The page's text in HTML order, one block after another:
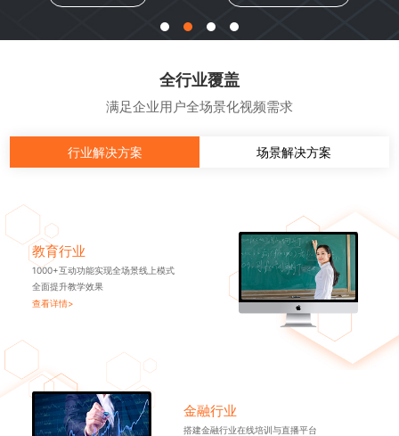
全行业覆盖
满足企业用户全场景化视频需求
行业解决方案 场景解决方案
教育行业
1000+互动功能实现全场景线上模式
全面提升教学效果
查看详情>
金融行业
搭建金融行业在线培训与直播平台